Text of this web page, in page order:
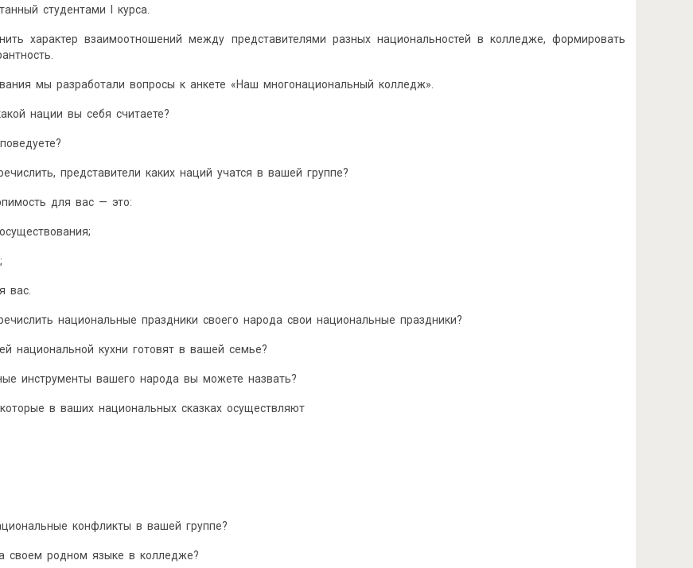
студентами I курса.
характер взаимоотношений между представителями разных национальностей в колледже, формировать
мы разработали вопросы к анкете «Наш многона­циональный колледж».
нации вы себя считаете?
представители каких наций учатся в вашей группе?
для вас — это:
вас.
национальные праздники своего народа свои национальные праздники?
национальной кухни готовят в вашей семье?
инструменты вашего народа вы можете назвать?
в ваших национальных сказках осуществляют
конфликты в вашей группе?
своем родном языке в колледже?